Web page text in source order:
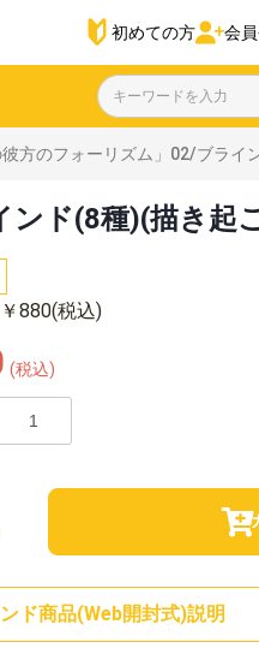
初めての方 会
方のフォーリズム」02/ブライ
ド(8種)(描き起
880(税込)
(税込)
ド商品(Web開封式)説明